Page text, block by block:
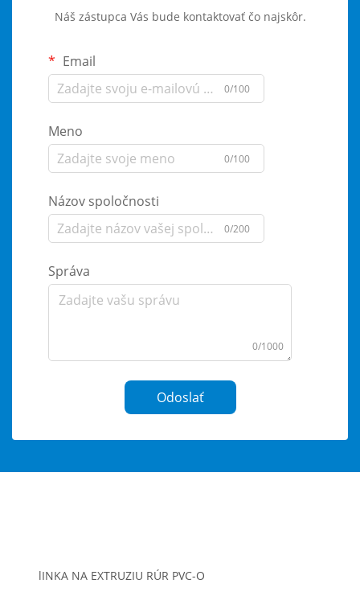
Náš zástupca Vás bude kontaktovať čo najskôr.
Email
0/100
Meno
0/100
Názov spoločnosti
0/200
Správa
0/1000
Odoslať
lINKA NA EXTRUZIU RÚR PVC-O